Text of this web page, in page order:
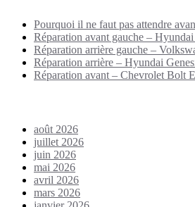
Pourquoi il ne faut pas attendre
Réparation avant gauche –
Réparation arrière gauche –
Réparation arrière – Hyundai
Réparation avant – Chevrolet Bolt
août 2026
juillet 2026
juin 2026
mai 2026
avril 2026
mars 2026